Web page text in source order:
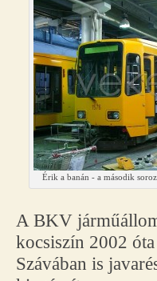
Érik a banán - a második
A BKV
kocsiszín 2002
Szávában is